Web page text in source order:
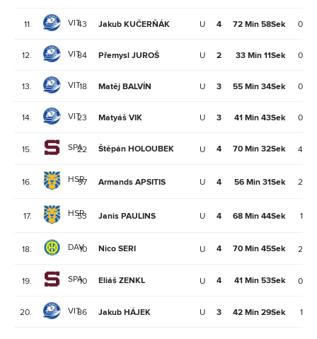
11. VIT43 Jakub KUČERŇÁK U 4 72 Min 58Sek 0
12. VIT84 Přemysl JUROŠ U 2 33 Min 11Sek 0
13. VIT18 Matěj BALVÍN U 3 55 Min 34Sek 0
14. VIT23 Matyáš VIK U 3 41 Min 43Sek 0
15. SPA22 Štěpán HOLOUBEK U 4 70 Min 32Sek 4
16. HSR
97 Armands APSITIS U 4 56 Min 31Sek 2
17. HSR
53 Janis PAULINS U 4 68 Min 44Sek 1
18. DAV10 Nico SERI U 4 70 Min 45Sek 2
19. SPA10 Eliáš ZENKL U 4 41 Min 53Sek 0
20. VIT86 Jakub HÁJEK U 3 42 Min 29Sek 1